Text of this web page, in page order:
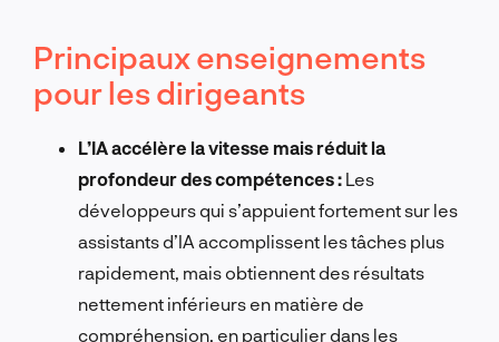
Principaux enseignements
pour les dirigeants
L’IA accélère la vitesse mais réduit la
profondeur des compétences : Les
développeurs qui s’appuient fortement sur les
assistants d’IA accomplissent les tâches plus
rapidement, mais obtiennent des résultats
nettement inférieurs en matière de
compréhension, en particulier dans les